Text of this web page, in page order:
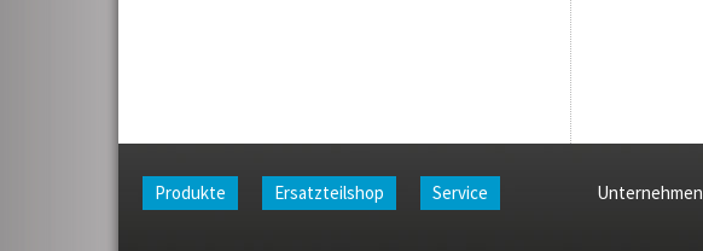
Produkte Ersatzteilshop Service Unternehmen